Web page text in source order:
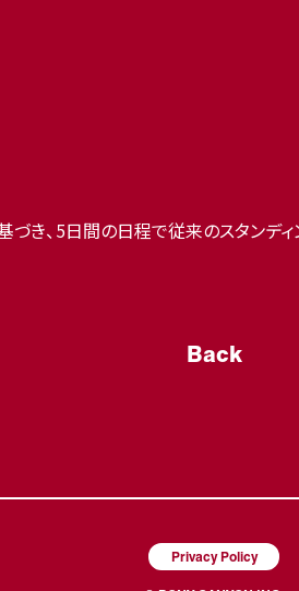
き、5日間の日程で従来のスタンデ
Back
Privacy Policy